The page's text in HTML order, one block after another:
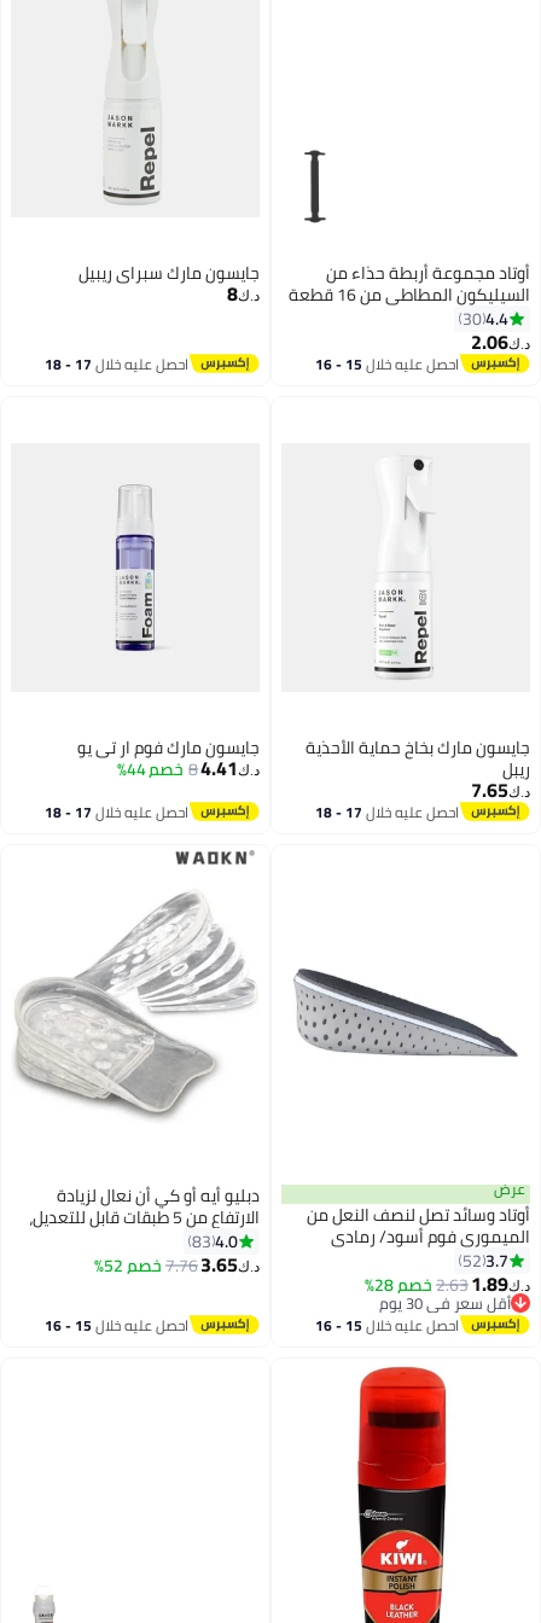
والقماش والبولي يوريثين والأحذية
أوتاد مجموعة أربطة حذاء من
السيليكون المطاطي من 16 قطعة
أسود
4.4
30
د.ك‏2.06
احصل عليه خلال 15 - 16
جايسون مارك سبراي ريبيل
د.ك‏8
احصل عليه خلال 17 - 18
جايسون مارك بخاخ حماية الأحذية
ريبل
د.ك‏7.65
احصل عليه خلال 17 - 18
جايسون مارك فوم ار تي يو
د.ك‏4.41
8خصم 44%
احصل عليه خلال 17 - 18
عرض
أوتاد وسائد تصل لنصف النعل من
الميموري فوم أسود/ رمادي
3.7
52
د.ك‏1.89
2.63خصم 28%
أقل سعر في 30 يوم
أقل سعر في 30 يوماحصل عليه خلال 15 - 16
دبليو أيه أو كي أن نعال لزيادة
الارتفاع من 5 طبقات قابل للتعديل،
نعل داخلي شفاف لزيادة الارتفاع من
وسادة زيادة الارتفاع للرجال والنساء،
حشوات رفع الكعب من الجل لتباين
4.0
83
د.ك‏3.65
7.76خصم 52%
احصل عليه خلال 15 - 16